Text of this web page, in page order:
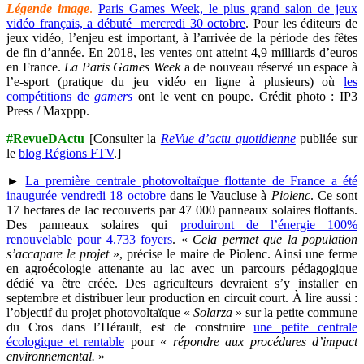
Légende image. Paris Games Week, le plus grand salon de jeux
vidéo français, a débuté mercredi 30 octobre. Pour les éditeurs de
jeux vidéo, l’enjeu est important, à l’arrivée de la période des fêtes
de fin d’année. En 2018, les ventes ont atteint 4,9 milliards d’euros
en France. La Paris Games Weeka de nouveau réservé un espace à
l’e-sport (pratique du jeu vidéo en ligne à plusieurs) où les
compétitions degamers ont le vent en poupe. Crédit photo : IP3
Press / Maxppp.
#RevueDActu [Consulter la ReVue d’actu quotidiennepubliée sur
le blog Régions FTV.]
►La première centrale photovoltaïque flottante de France a été
inaugurée vendredi 18 octobredans le Vaucluse à Piolenc. Ce sont
17 hectares de lac recouverts par 47 000 panneaux solaires flottants.
Des panneaux solaires qui produiront de l’énergie 100%
renouvelable pour 4.733 foyers. « Cela permet que la population
s’accapare le projet », précise le maire de Piolenc. Ainsi une ferme
en agroécologie attenante au lac avec un parcours pédagogique
dédié va être créée. Des agriculteurs devraient s’y installer en
septembre et distribuer leur production en circuit court. À lire aussi :
l’objectif du projet photovoltaïque « Solarza » sur la petite commune
du Cros dans l’Hérault, est de construireune petite centrale
écologique et rentable pour « répondre aux procédures d’impact
environnemental. »